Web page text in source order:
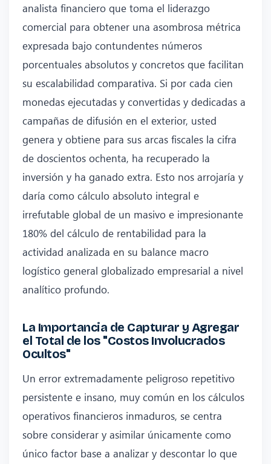
analista financiero que toma el liderazgo
comercial para obtener una asombrosa métrica
expresada bajo contundentes números
porcentuales absolutos y concretos que facilitan
su escalabilidad comparativa. Si por cada cien
monedas ejecutadas y convertidas y dedicadas a
campañas de difusión en el exterior, usted
genera y obtiene para sus arcas fiscales la cifra
de doscientos ochenta, ha recuperado la
inversión y ha ganado extra. Esto nos arrojaría y
daría como cálculo absoluto integral e
irrefutable global de un masivo e impresionante
180% del cálculo de rentabilidad para la
actividad analizada en su balance macro
logístico general globalizado empresarial a nivel
analítico profundo.
La Importancia de Capturar y Agregar
el Total de los "Costos Involucrados
Ocultos"
Un error extremadamente peligroso repetitivo
persistente e insano, muy común en los cálculos
operativos financieros inmaduros, se centra
sobre considerar y asimilar únicamente como
único factor base a analizar y descontar lo que